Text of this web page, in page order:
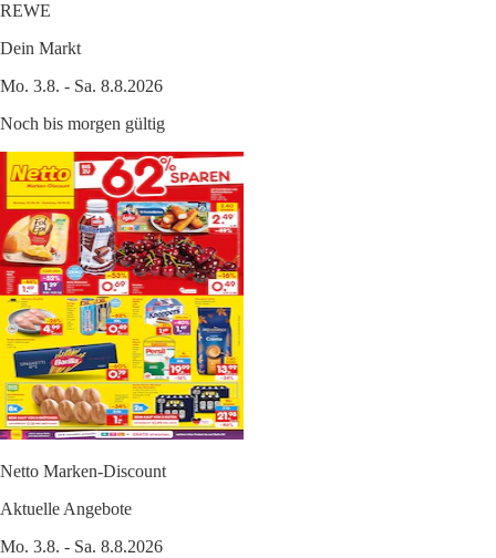
REWE
Dein Markt
Mo. 3.8. - Sa. 8.8.2026
Noch bis morgen gültig
Netto Marken-Discount
Aktuelle Angebote
Mo. 3.8. - Sa. 8.8.2026